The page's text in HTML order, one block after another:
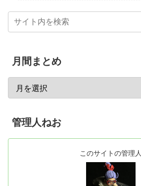
月間まとめ
管理人ねお
このサイトの管理人